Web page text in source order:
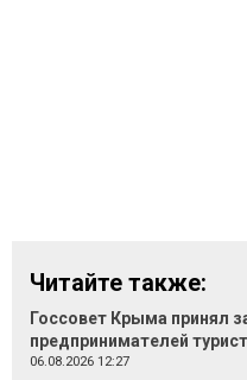
Читайте также:
Госсовет Крыма принял
предпринимателей
06.08.2026 12:27